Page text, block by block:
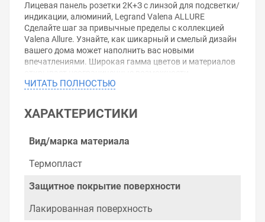
Лицевая панель розетки 2К+З с линзой для подсветки/
индикации, алюминий, Legrand Valena ALLURE
Сделайте шаг за привычные пределы с коллекцией
Valena Allure. Узнайте, как шикарный и смелый дизайн
вашего дома может наполнить вас новыми
впечатлениями. Широкая гамма цветов и материалов
самовыражения.
функций, делающих ваш дом комфортным,
безопасным и экологичным.
ожидания благодаря трем типам рамок с широкой
данном сайте справочная информация о товарах не
ЧИТАТЬ ПОЛНОСТЬЮ
ХАРАКТЕРИСТИКИ
Вид/марка материала
Термопласт
Защитное покрытие поверхности
Лакированная поверхность